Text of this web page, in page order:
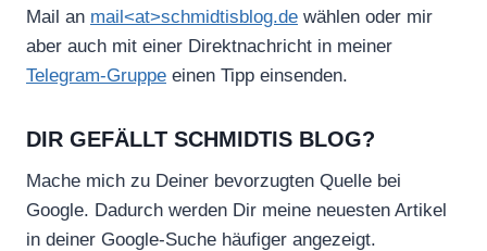
Mail an mail<at>schmidtisblog.de wählen oder mir
aber auch mit einer Direktnachricht in meiner
Telegram-Gruppe einen Tipp einsenden.
DIR GEFÄLLT SCHMIDTIS BLOG?
Mache mich zu Deiner bevorzugten Quelle bei
Google. Dadurch werden Dir meine neuesten Artikel
in deiner Google-Suche häufiger angezeigt.